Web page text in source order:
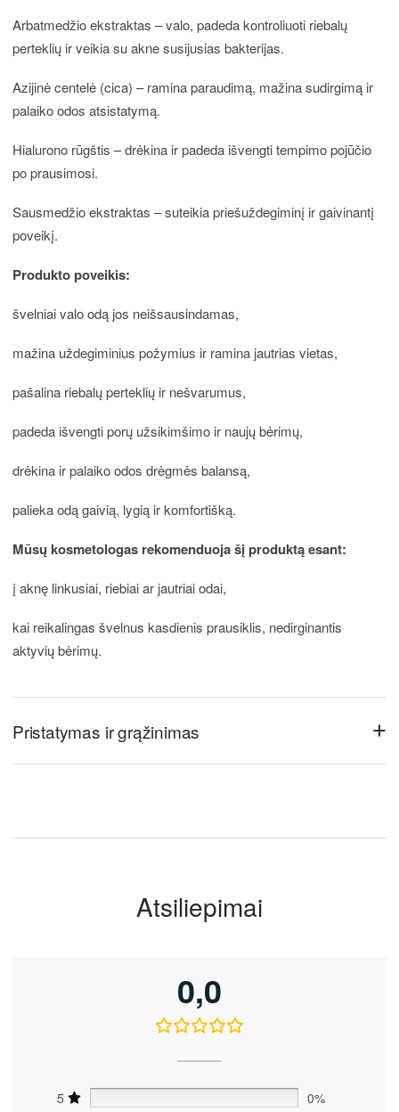
Arbatmedžio ekstraktas – valo, padeda kontroliuoti riebalų
perteklių ir veikia su akne susijusias bakterijas.
Azijinė centelė (cica) – ramina paraudimą, mažina sudirgimą ir
palaiko odos atsistatymą.
Hialurono rūgštis – drėkina ir padeda išvengti tempimo pojūčio
po prausimosi.
Sausmedžio ekstraktas – suteikia priešuždegiminį ir gaivinantį
poveikį.
Produkto poveikis:
švelniai valo odą jos neišsausindamas,
mažina uždegiminius požymius ir ramina jautrias vietas,
pašalina riebalų perteklių ir nešvarumus,
padeda išvengti porų užsikimšimo ir naujų bėrimų,
drėkina ir palaiko odos drėgmės balansą,
palieka odą gaivią, lygią ir komfortišką.
Mūsų kosmetologas rekomenduoja šį produktą esant:
į aknę linkusiai, riebiai ar jautriai odai,
kai reikalingas švelnus kasdienis prausiklis, nedirginantis
aktyvių bėrimų.
Pristatymas ir grąžinimas +
Atsiliepimai
0,0
5 0%